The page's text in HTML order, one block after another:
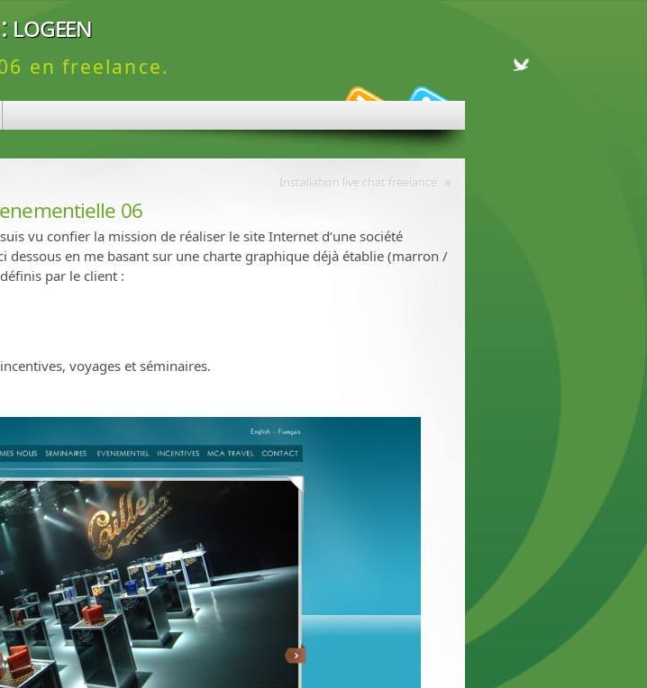
logeen
en freelance.
Installation live chat freelance »
06
vu confier la mission de réaliser le site Internet d’une société
dessous en me basant sur une charte graphique déjà établie (marron /
par le client :
voyages et séminaires.